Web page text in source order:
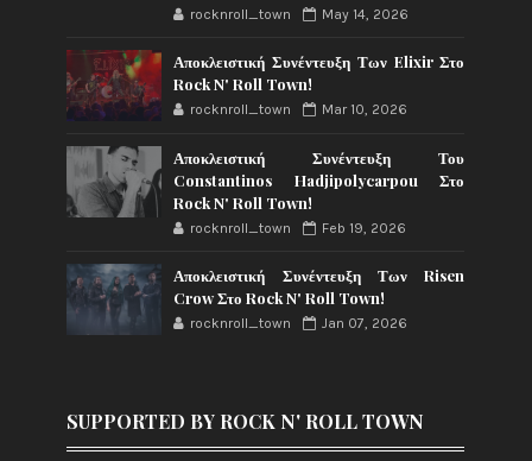
rocknroll_town May 14, 2026
Αποκλειστική Συνέντευξη Των Elixir Στο
Rock N' Roll Town!
rocknroll_town Mar 10, 2026
Αποκλειστική Συνέντευξη Του
Constantinos Hadjipolycarpou Στο
Rock N' Roll Town!
rocknroll_town Feb 19, 2026
Αποκλειστική Συνέντευξη Των Risen
Crow Στο Rock N' Roll Town!
rocknroll_town Jan 07, 2026
SUPPORTED BY ROCK N' ROLL TOWN